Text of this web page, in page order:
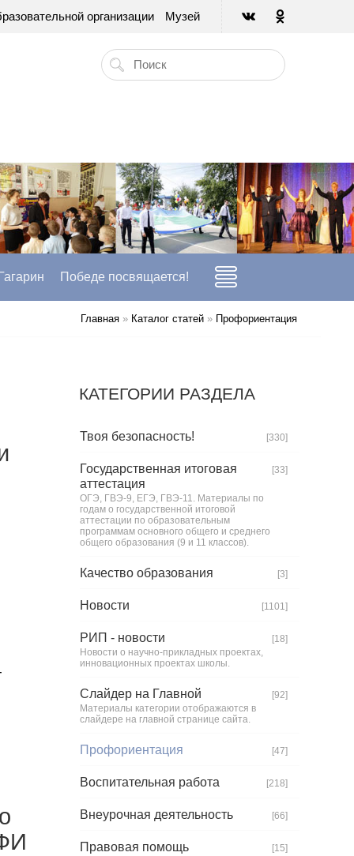
организации Музей
Победе посвящается!
Главная » Каталог статей » Профориентация
КАТЕГОРИИ РАЗДЕЛА
Твоя безопасность! [330]
Государственная итоговая
аттестация
[33]
ОГЭ, ГВЭ-9, ЕГЭ, ГВЭ-11. Материалы по
годам о государственной итоговой
аттестации по образовательным
программам основного общего и среднего
общего образования (9 и 11 классов).
Качество образования [3]
Новости [1101]
РИП - новости
[18]
Новости о научно-прикладных проектах,
инновационных проектах школы.
Слайдер на Главной
[92]
Материалы категории отображаются в
слайдере на главной странице сайта.
Профориентация [47]
Воспитательная работа [218]
Внеурочная деятельность [66]
Правовая помощь [15]